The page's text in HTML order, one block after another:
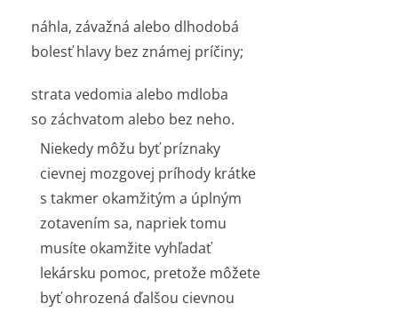
náhla, závažná alebo dlhodobá
bolesť hlavy bez známej príčiny;
strata vedomia alebo mdloba
so záchvatom alebo bez neho.
Niekedy môžu byť príznaky
cievnej mozgovej príhody krátke
s takmer okamžitým a úplným
zotavením sa, napriek tomu
musíte okamžite vyhľadať
lekársku pomoc, pretože môžete
byť ohrozená ďalšou cievnou